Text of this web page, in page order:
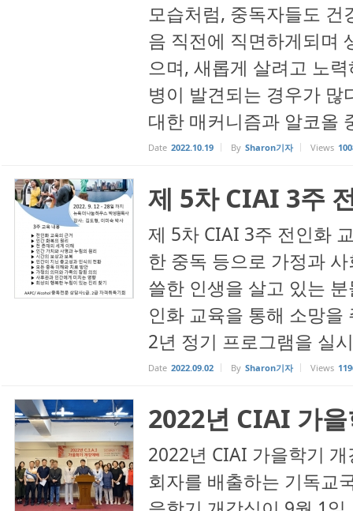
모습처럼, 중독자들도 건
음 직전에 직면하게되며
으며, 새롭게 살려고 노
병이 발견되는 경우가
대한 매커니즘과 알코올
Date 2022.10.19 By Sharon기자 Views
제 5차 CIAI 3주
제 5차 CIAI 3주 전인화
한 중독 등으로 가정과
쓸한 인생을 살고 있는
인화 교육을 통해 소망
2년 정기 프로그램을 실
Date 2022.09.02 By Sharon기자 Views
2022년 CIAI 가
2022년 CIAI 가을학기
회자를 배출하는 기독교